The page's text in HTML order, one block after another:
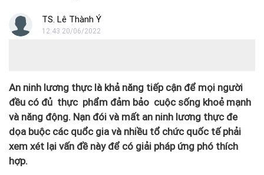
TS. Lê Thành Ý
12:43 20/06/2022
An ninh lương thực là khả năng tiếp cận để mọi người
đều có đủ thực phẩm đảm bảo cuộc sống khoẻ mạnh
và năng động. Nạn đói và mất an ninh lương thực đe
dọa buộc các quổc gia và nhiều tổ chức quốc tế phải
xem xét lại vấn đề này để có giải pháp ứng phó thích
hợp.